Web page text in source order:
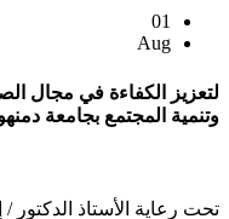
01
Aug
لتعزيز الكفاءة في مجال
وتنمية المجتمع بجامعة